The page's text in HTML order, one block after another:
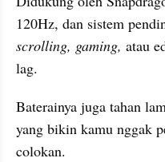
scrolling, gaming, atau
lag.
Baterainya juga tahan
yang bikin kamu nggak
colokan.